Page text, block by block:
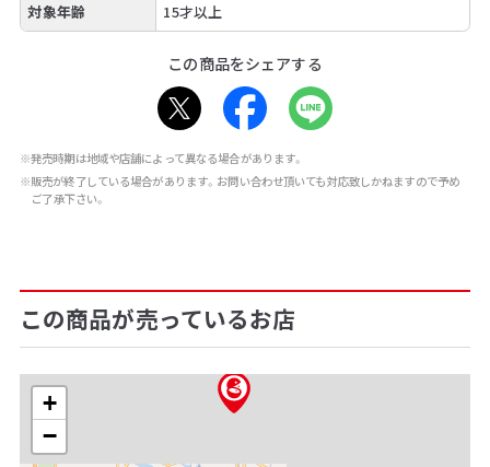
対象年齢
15才以上
この商品をシェアする
※発売時期は地域や店舗によって異なる場合があります。
※販売が終了している場合があります。お問い合わせ頂いても対応致しかねますので予め
ご了承下さい。
この商品が売っているお店
+
−